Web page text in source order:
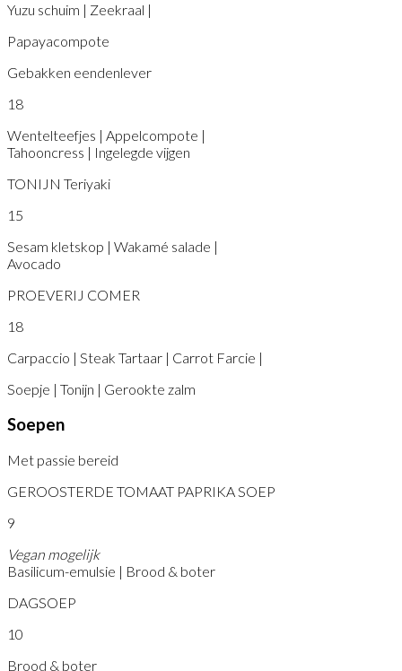
Yuzu schuim | Zeekraal |
Papayacompote
Gebakken eendenlever
18
Wentelteefjes | Appelcompote |
Tahooncress | Ingelegde vijgen
TONIJN Teriyaki
15
Sesam kletskop | Wakamé salade |
Avocado
PROEVERIJ COMER
18
Carpaccio | Steak Tartaar | Carrot Farcie |
Soepje | Tonijn | Gerookte zalm
Soepen
Met passie bereid
GEROOSTERDE TOMAAT PAPRIKA SOEP
9
Vegan mogelijk
Basilicum-emulsie | Brood & boter
DAGSOEP
10
Brood & boter